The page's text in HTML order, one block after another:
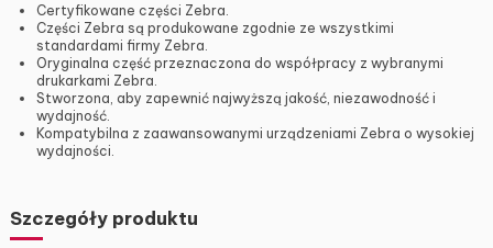
Certyfikowane części Zebra.
Części Zebra są produkowane zgodnie ze wszystkimi
standardami firmy Zebra.
Oryginalna część przeznaczona do współpracy z wybranymi
drukarkami Zebra.
Stworzona, aby zapewnić najwyższą jakość, niezawodność i
wydajność.
Kompatybilna z zaawansowanymi urządzeniami Zebra o wysokiej
wydajności.
Szczegóły produktu